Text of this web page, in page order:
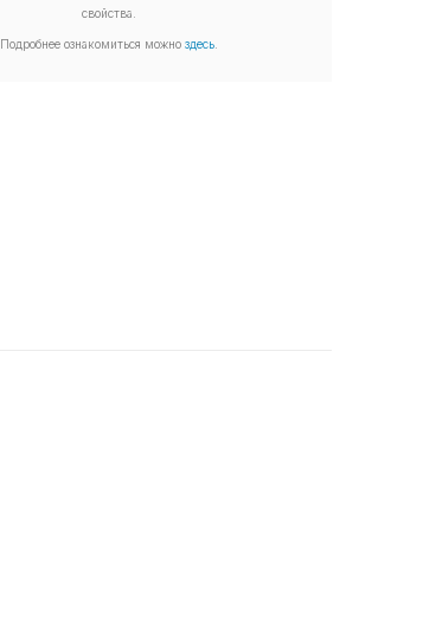
свойства.
Подробнее ознакомиться можно здесь